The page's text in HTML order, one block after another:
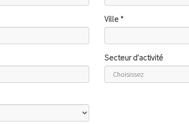
Ville *
Secteur d'activité